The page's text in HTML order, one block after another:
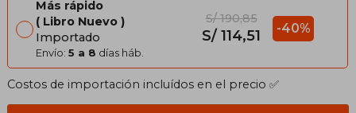
Más rápido
Libro Nuevo
Importado
Envío: 5 a 8 días háb.
S/ 190,85
S/ 114,51 -40%
Costos de importación incluídos en el precio ✅